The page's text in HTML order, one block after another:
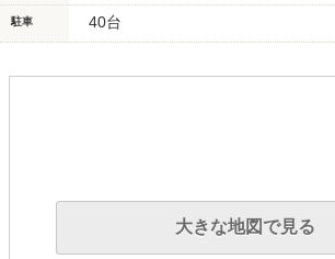
駐車 40台
大きな地図で見る